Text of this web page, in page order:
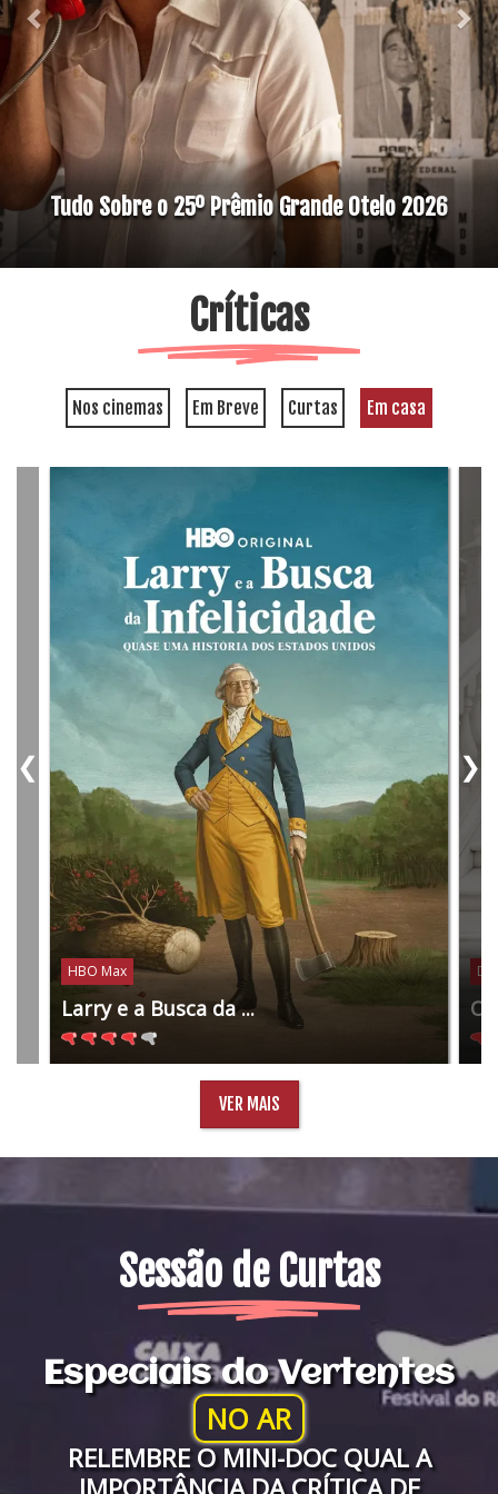
Tudo Sobre o 25º Prêmio Grande Otelo 2026
Críticas
Nos cinemas Em Breve Curtas Em casa
HBO Max
Larry e a Busca da ... O
❮ ❯
VER MAIS
Sessão de Curtas
Especiais do Vertentes
NO AR
RELEMBRE O MINI-DOC QUAL A